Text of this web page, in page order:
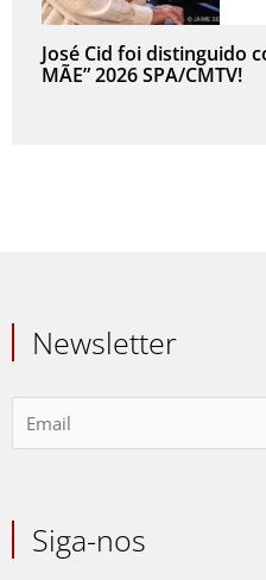
José Cid foi distinguido
MÃE” 2026 SPA/CMTV!
Newsletter
Siga-nos